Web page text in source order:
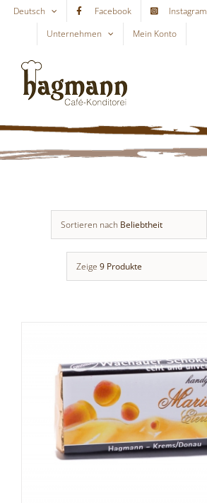
Skip
content
Deutsch Facebook Instagram
Unternehmen
Mein Konto
Sortieren nach Beliebtheit
Zeige 9 Produkte